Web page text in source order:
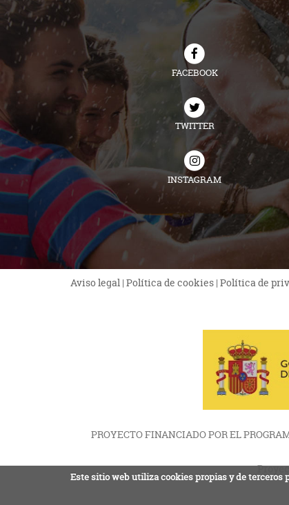
FACEBOOK
TWITTER
INSTAGRAM
Aviso legal | Política de cookies | Política de
PROYECTO FINANCIADO POR EL
Este sitio web utiliza cookies propias y de terceros